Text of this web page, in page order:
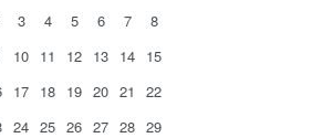
3 4 5 6 7
8
10 11 12 13 14 15
17 18 19 20 21
22
24 25 26 27 28 29